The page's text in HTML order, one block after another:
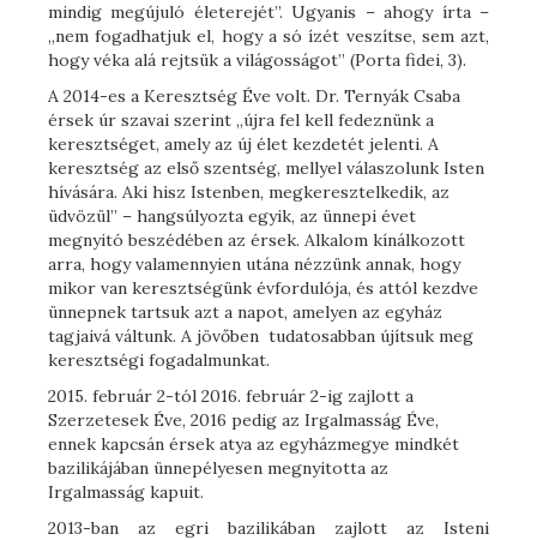
mindig megújuló életerejét”. Ugyanis – ahogy írta –
„nem fogadhatjuk el, hogy a só ízét veszítse, sem azt,
hogy véka alá rejtsük a világosságot” (Porta fidei, 3).
A 2014-es a Keresztség Éve volt. Dr. Ternyák Csaba
érsek úr szavai szerint „újra fel kell fedeznünk a
keresztséget, amely az új élet kezdetét jelenti. A
keresztség az első szentség, mellyel válaszolunk Isten
hívására. Aki hisz Istenben, megkeresztelkedik, az
üdvözül” – hangsúlyozta egyik, az ünnepi évet
megnyitó beszédében az érsek. Alkalom kínálkozott
arra, hogy valamennyien utána nézzünk annak, hogy
mikor van keresztségünk évfordulója, és attól kezdve
ünnepnek tartsuk azt a napot, amelyen az egyház
tagjaivá váltunk. A jövőben tudatosabban újítsuk meg
keresztségi fogadalmunkat.
2015. február 2-tól 2016. február 2-ig zajlott a
Szerzetesek Éve, 2016 pedig az Irgalmasság Éve,
ennek kapcsán érsek atya az egyházmegye mindkét
bazilikájában ünnepélyesen megnyitotta az
Irgalmasság kapuit.
2013-ban az egri bazilikában zajlott az Isteni